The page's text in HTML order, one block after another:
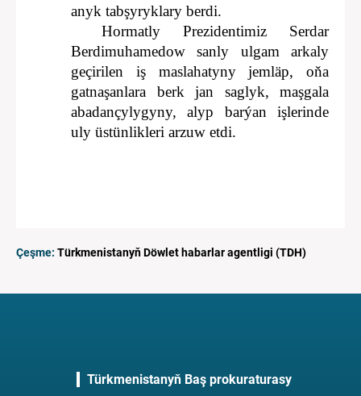
anyk tabşyryklary berdi.
Hormatly Prezidentimiz Serdar
Berdimuhamedow sanly ulgam arkaly
geçirilen iş maslahatyny jemläp, oňa
gatnaşanlara berk jan saglyk, maşgala
abadançylygyny, alyp barýan işlerinde
uly üstünlikleri arzuw etdi.
Çeşme: Türkmenistanyň Döwlet habarlar agentligi (TDH)
Türkmenistanyň Baş prokuraturasy